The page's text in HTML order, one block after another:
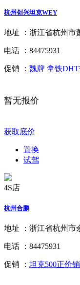
杭州创兴坦克WEY
地址 ： 浙江省杭州市
电话 ： 84475931
促销 ： 魏牌 拿铁
暂无报价
获取底价
置换
试驾
4S店
杭州合鹏
地址 ： 浙江省杭州市
电话 ： 84475931
促销 ： 坦克500正价